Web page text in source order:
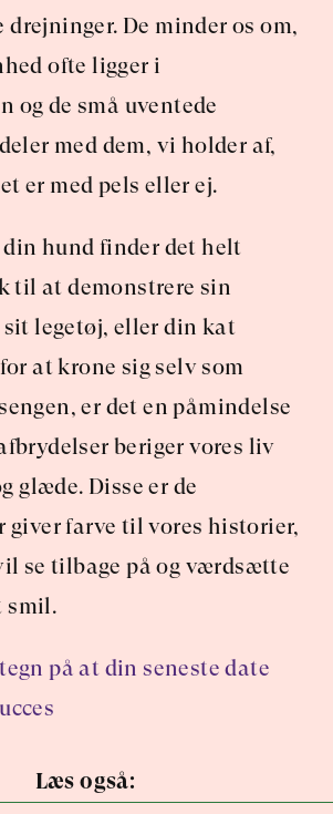
drejninger. De minder os om,
ofte ligger i
og de små uventede
med dem, vi holder af,
er med pels eller ej.
din hund finder det helt
til at demonstrere sin
legetøj, eller din kat
at krone sig selv som
er det en påmindelse
beriger vores liv
glæde. Disse er de
giver farve til vores historier,
se tilbage på og værdsætte
smil.
på at din seneste date
Læs også: